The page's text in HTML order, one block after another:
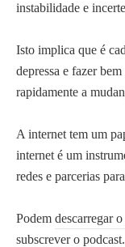
instabilidade e
Isto implica que é
depressa e fazer
rapidamente a
A internet tem um
internet é um
redes e parcerias
Podem descarregar
subscrever o podcast.